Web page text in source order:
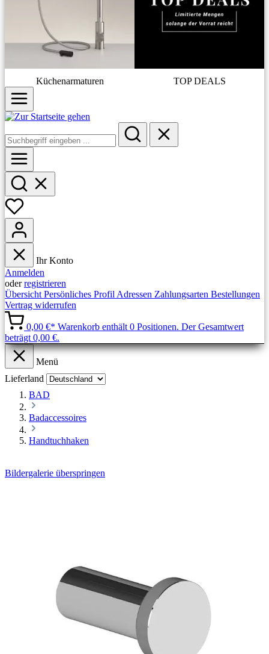
Küchenarmaturen TOP DEALS
Ihr Konto
Anmelden
oderregistrieren
Übersicht Persönliches Profil Adressen Zahlungsarten Bestellungen
Vertrag widerrufen
0,00 €* Warenkorb enthält 0 Positionen. Der Gesamtwert
beträgt 0,00 €.
Menü
Lieferland
BAD
Badaccessoires
Handtuchhaken
Bildergalerie überspringen